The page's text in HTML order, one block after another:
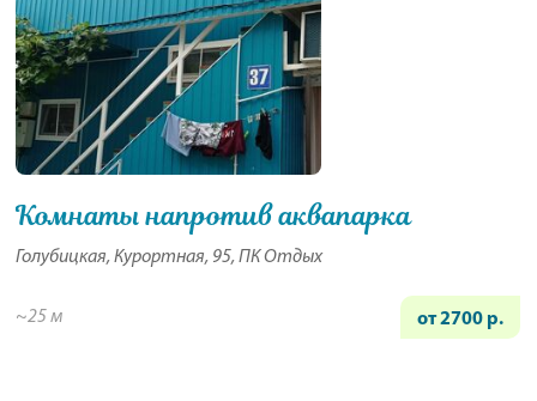
Комнаты напротив аквапарка
Голубицкая, Курортная, 95, ПК Отдых
~25 м от 2700 р.